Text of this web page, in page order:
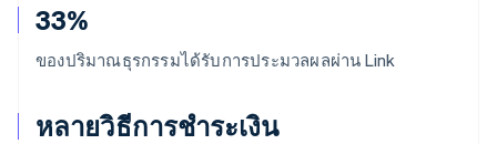
33%
ของปริมาณธุรกรรมได้รับการประมวลผลผ่าน Link
หลายวิธีการชำระเงิน